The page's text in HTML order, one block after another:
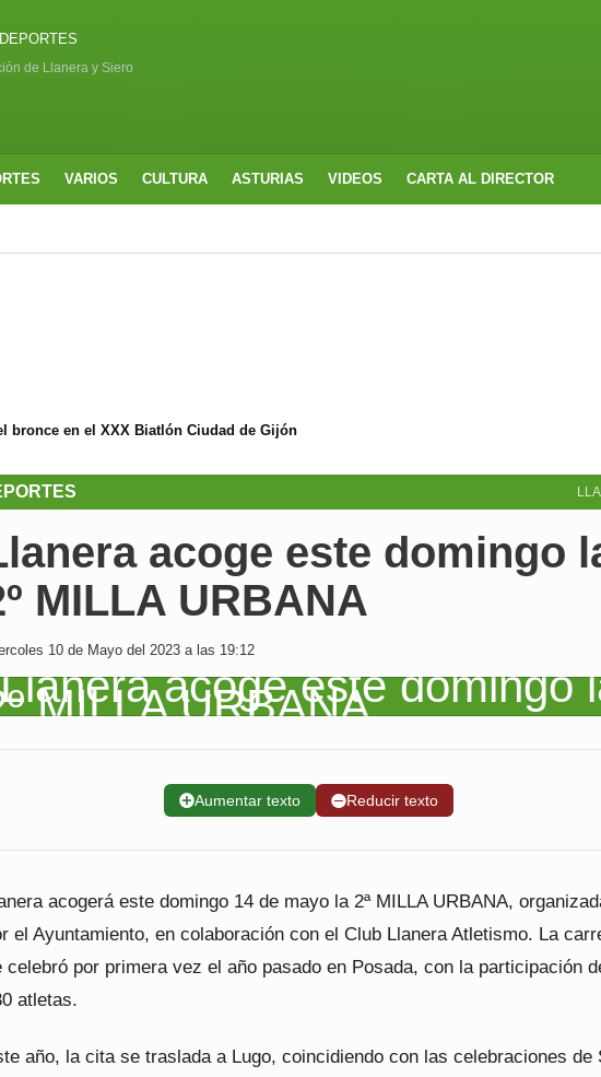
DEPORTES
de Llanera y Siero
VARIOS CULTURA ASTURIAS VIDEOS CARTA AL DIRECTOR
bronce en el XXX Biatlón Ciudad de Gijón
acoge este domingo
MILLA URBANA
10 de Mayo del 2023 a las 19:12
➕Aumentar texto ➖Reducir texto
acogerá este domingo 14 de mayo la 2ª MILLA URBANA,
el Ayuntamiento, en colaboración con el Club Llanera Atletismo. La
celebró por primera vez el año pasado en Posada, con la participación
atletas.
año, la cita se traslada a Lugo, coincidiendo con las celebraciones de